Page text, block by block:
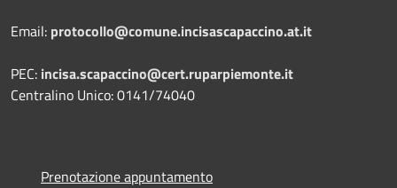
Email: protocollo@comune.incisascapaccino.at.it
PEC: incisa.scapaccino@cert.ruparpiemonte.it
Centralino Unico: 0141/74040
Prenotazione appuntamento